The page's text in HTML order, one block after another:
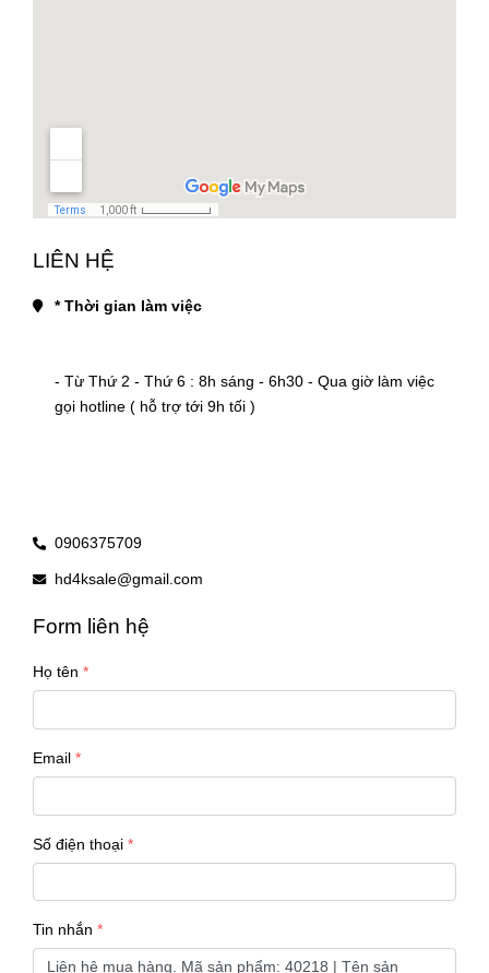
LIÊN HỆ
* Thời gian làm việc
- Từ Thứ 2 - Thứ 6 : 8h sáng - 6h30 - Qua giờ làm việc
gọi hotline ( hỗ trợ tới 9h tối )
0906375709
hd4ksale@gmail.com
Form liên hệ
Họ tên
Email
Số điện thoại
Tin nhắn